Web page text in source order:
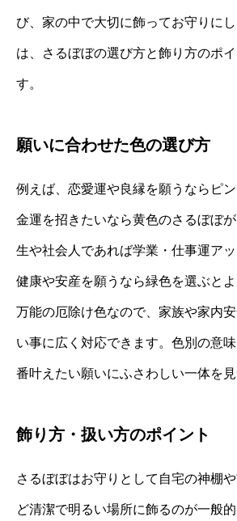
び、家の中で大切に飾ってお守りに
は、さるぼぼの選び方と飾り方のポ
す。
願いに合わせた色の選び方
例えば、恋愛運や良縁を願うならピン
金運を招きたいなら黄色のさるぼぼ
生や社会人であれば学業・仕事運アッ
健康や安産を願うなら緑色を選ぶと
万能の厄除け色なので、家族や家内
い事に広く対応できます。色別の意
番叶えたい願いにふさわしい一体を見
飾り方・扱い方のポイント
さるぼぼはお守りとして自宅の神棚
ど清潔で明るい場所に飾るのが一般